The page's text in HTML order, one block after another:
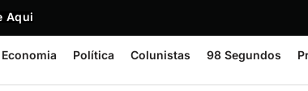
Aqui
Economia Política Colunistas 98 Segundos